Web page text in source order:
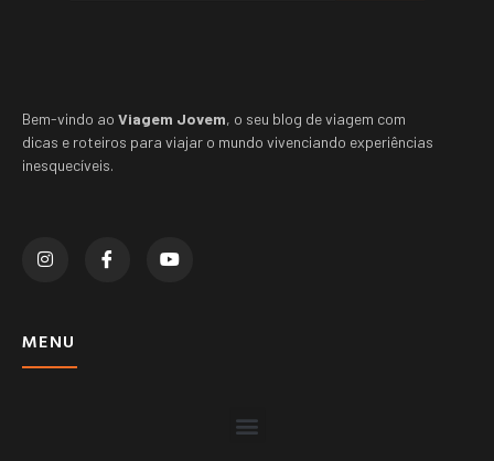
Bem-vindo ao Viagem Jovem, o seu blog de viagem com
dicas e roteiros para viajar o mundo vivenciando experiências
inesquecíveis.
MENU